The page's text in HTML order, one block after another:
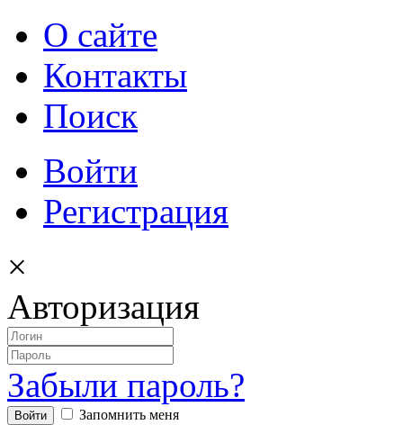
О сайте
Контакты
Поиск
Войти
Регистрация
×
Авторизация
Забыли пароль?
Запомнить меня